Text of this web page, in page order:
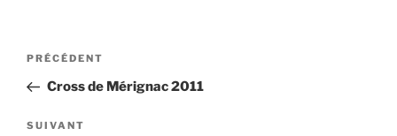
Navigation
l’article
Article
précédent
PRÉCÉDENT
Cross de Mérignac 2011
Article
SUIVANT